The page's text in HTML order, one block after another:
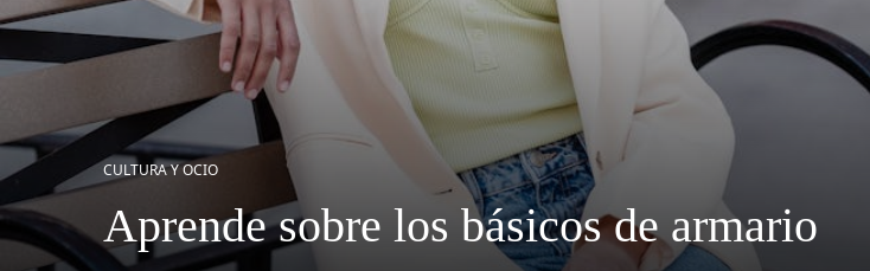
CULTURA Y OCIO
Aprende sobre los básicos de armario